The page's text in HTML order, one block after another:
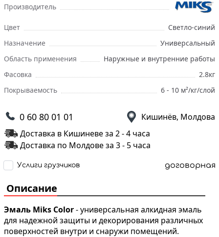
Производитель
Цвет
Светло-синий
Назначение
Универсальный
Область применения
Наружные и внутренние работы
Фасовка
2.8кг
Покрываемость
6 - 10 м²/кг/слой
0 60 80 01 01
Кишинёв, Молдова
Доставка в Кишиневе за 2 - 4 часа
Доставка по Молдове за 3 - 5 часа
Услиги грузчиков договорная
Описание
Эмаль Miks Color- универсальная алкидная эмаль
для надежной защиты и декорирования различных
поверхностей внутри и снаружи помещений.